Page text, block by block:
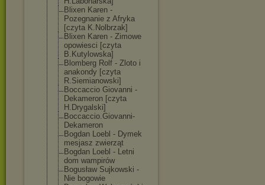
Blixen Karen -
Pozegnanie z Afryka
[czyta K.Nolbrzak]
Blixen Karen - Zimowe
opowiesci [czyta
B.Kutylowska]
Blomberg Rolf - Zloto i
anakondy [czyta
R.Siemianowski]
Boccaccio Giovanni -
Dekameron [czyta
H.Drygalski]
Boccaccio.Giovanni-
Dekameron
Bogdan Loebl - Dymek
mesjasz zwierząt
Bogdan Loebl - Letni
dom wampirów
Bogusław Sujkowski -
Nie bogowie